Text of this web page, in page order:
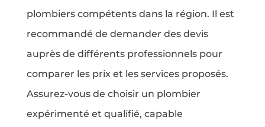
plombiers compétents dans la région. Il est
recommandé de demander des devis
auprès de différents professionnels pour
comparer les prix et les services proposés.
Assurez-vous de choisir un plombier
expérimenté et qualifié, capable